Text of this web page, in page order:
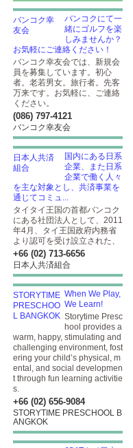
バンコクにて一
緒にゴルフを楽
しみませんか？
お気軽にご連絡ください！
バンコク幸友会では、新規会
員を募集しています。初心
者。老若男女。旅行者。先客
万来です。お気軽に、ご連絡
ください。
(086) 797-4121
バンコク幸友会
国内にある日系
企業、また日系
企業で働く人々
を主な対象とし、共済事業を
通じてコミュ...
タイタイ王国の首都バンコク
にある社団法人として、2011
年4月、タイ王国政府内務省
より認可を受け設立された、
+66 (02) 713-6656
日本人共済組合
When We Play,
We Learn!
Storytime Presc
hool provides a
warm, happy, stimulating and
challenging environment, fost
ering your child’s physical, m
ental, and social developmen
t through fun learning activitie
s.
+66 (02) 656-9084
STORYTIME PRESCHOOL B
ANGKOK